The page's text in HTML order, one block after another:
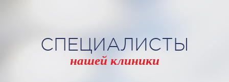
СПЕЦИАЛИСТЫ
нашей клиники